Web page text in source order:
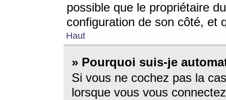
possible que le propriétaire
configuration de son côté, et
Haut
» Pourquoi suis-je
Si vous ne cochez pas la
lorsque vous vous